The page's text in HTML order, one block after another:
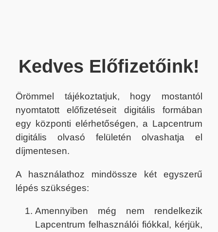
Kedves Előfizetőink!
Örömmel tájékoztatjuk, hogy mostantól
nyomtatott előfizetéseit digitális formában
egy központi elérhetőségen, a Lapcentrum
digitális olvasó felületén olvashatja el
díjmentesen.
A használathoz mindössze két egyszerű
lépés szükséges:
Amennyiben még nem rendelkezik
Lapcentrum felhasználói fiókkal, kérjük,